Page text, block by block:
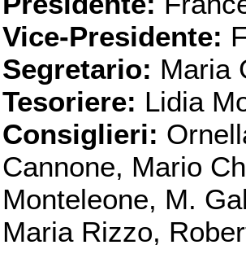
Vice-Presidente:
Segretario: Maria
Tesoriere: Lidia
Consiglieri:
Cannone, Mario
Monteleone, M.
Maria Rizzo,